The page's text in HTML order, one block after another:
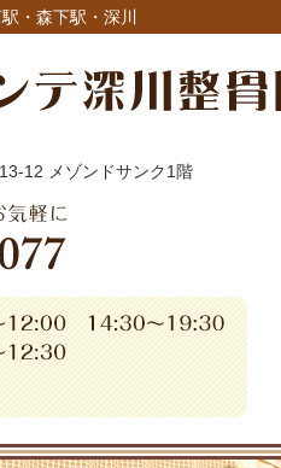
・森下駅・深川
12 メゾンドサンク1階